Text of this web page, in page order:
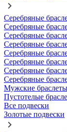
Серебряные
Серебряные
Серебряные
Серебряные
Серебряные
Серебряные
Серебряные
Серебряные
Мужские браслеты
Пустотелые
Все подвески
Золотые подвески